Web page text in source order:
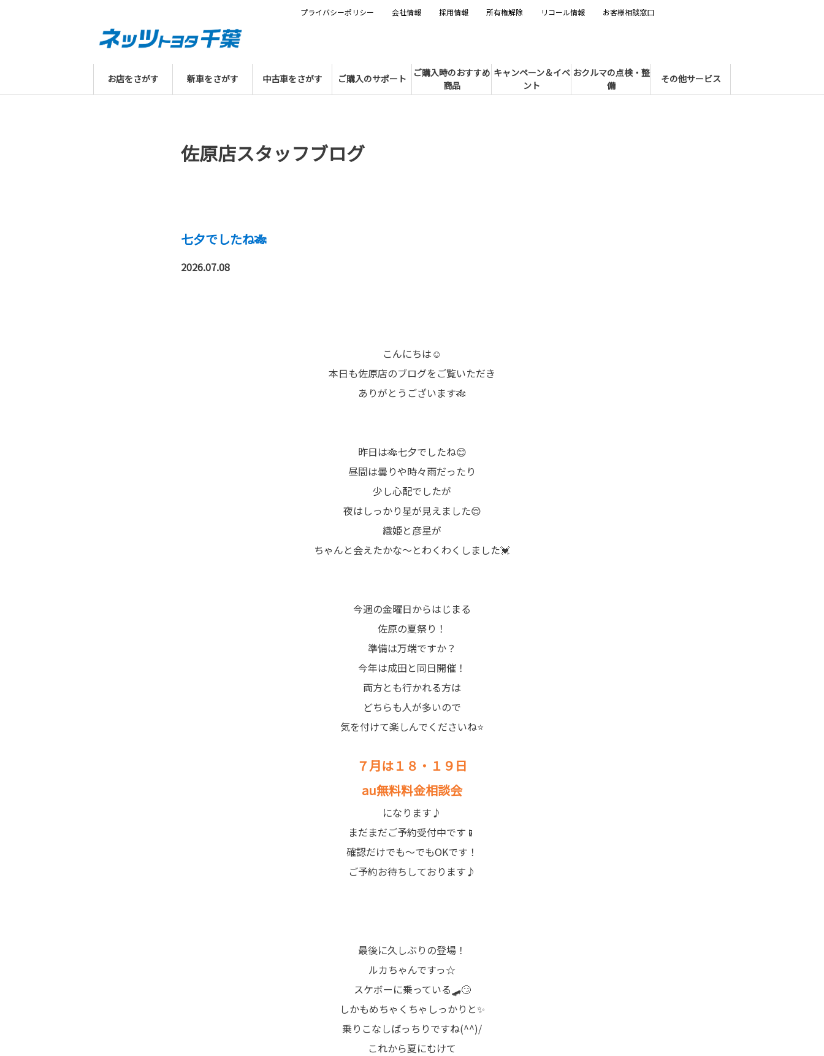
お店をさがす 新車をさがす 中古車をさがす ご購入のサポート
ご購入時のおすすめ
商品
キャンペーン＆イベ
ント
おクルマの点検・整
備
その他サービス
プライバシーポリシー 会社情報 採用情報 所有権解除 リコール情報 お客様相談窓口
佐原店スタッフブログ
七夕でしたね🎋
2026.07.08
こんにちは☺
本日も佐原店のブログをご覧いただき
ありがとうございます🎋
昨日は🎋七夕でしたね😊
昼間は曇りや時々雨だったり
少し心配でしたが
夜はしっかり星が見えました😌
織姫と彦星が
ちゃんと会えたかな～とわくわくしました💓
今週の金曜日からはじまる
佐原の夏祭り！
準備は万端ですか？
今年は成田と同日開催！
両方とも行かれる方は
どちらも人が多いので
気を付けて楽しんでくださいね⭐
７月は１８・１９日
au無料料金相談会
になります♪
まだまだご予約受付中です📱
確認だけでも～でもOKです！
ご予約お待ちしております♪
最後に久しぶりの登場！
ルカちゃんですっ☆
スケボーに乗っている🛹🙄
しかもめちゃくちゃしっかりと✨
乗りこなしばっちりですね(^^)/
これから夏にむけて